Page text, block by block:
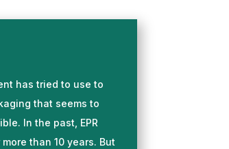
has tried to use to
that seems to
In the past, EPR
than 10 years. But